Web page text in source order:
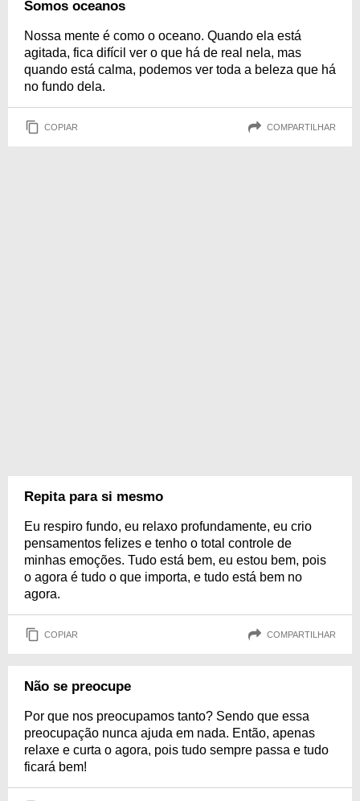
Somos oceanos
Nossa mente é como o oceano. Quando ela está
agitada, fica difícil ver o que há de real nela, mas
quando está calma, podemos ver toda a beleza que há
no fundo dela.
COPIAR COMPARTILHAR
Repita para si mesmo
Eu respiro fundo, eu relaxo profundamente, eu crio
pensamentos felizes e tenho o total controle de
minhas emoções. Tudo está bem, eu estou bem, pois
o agora é tudo o que importa, e tudo está bem no
agora.
COPIAR COMPARTILHAR
Não se preocupe
Por que nos preocupamos tanto? Sendo que essa
preocupação nunca ajuda em nada. Então, apenas
relaxe e curta o agora, pois tudo sempre passa e tudo
ficará bem!